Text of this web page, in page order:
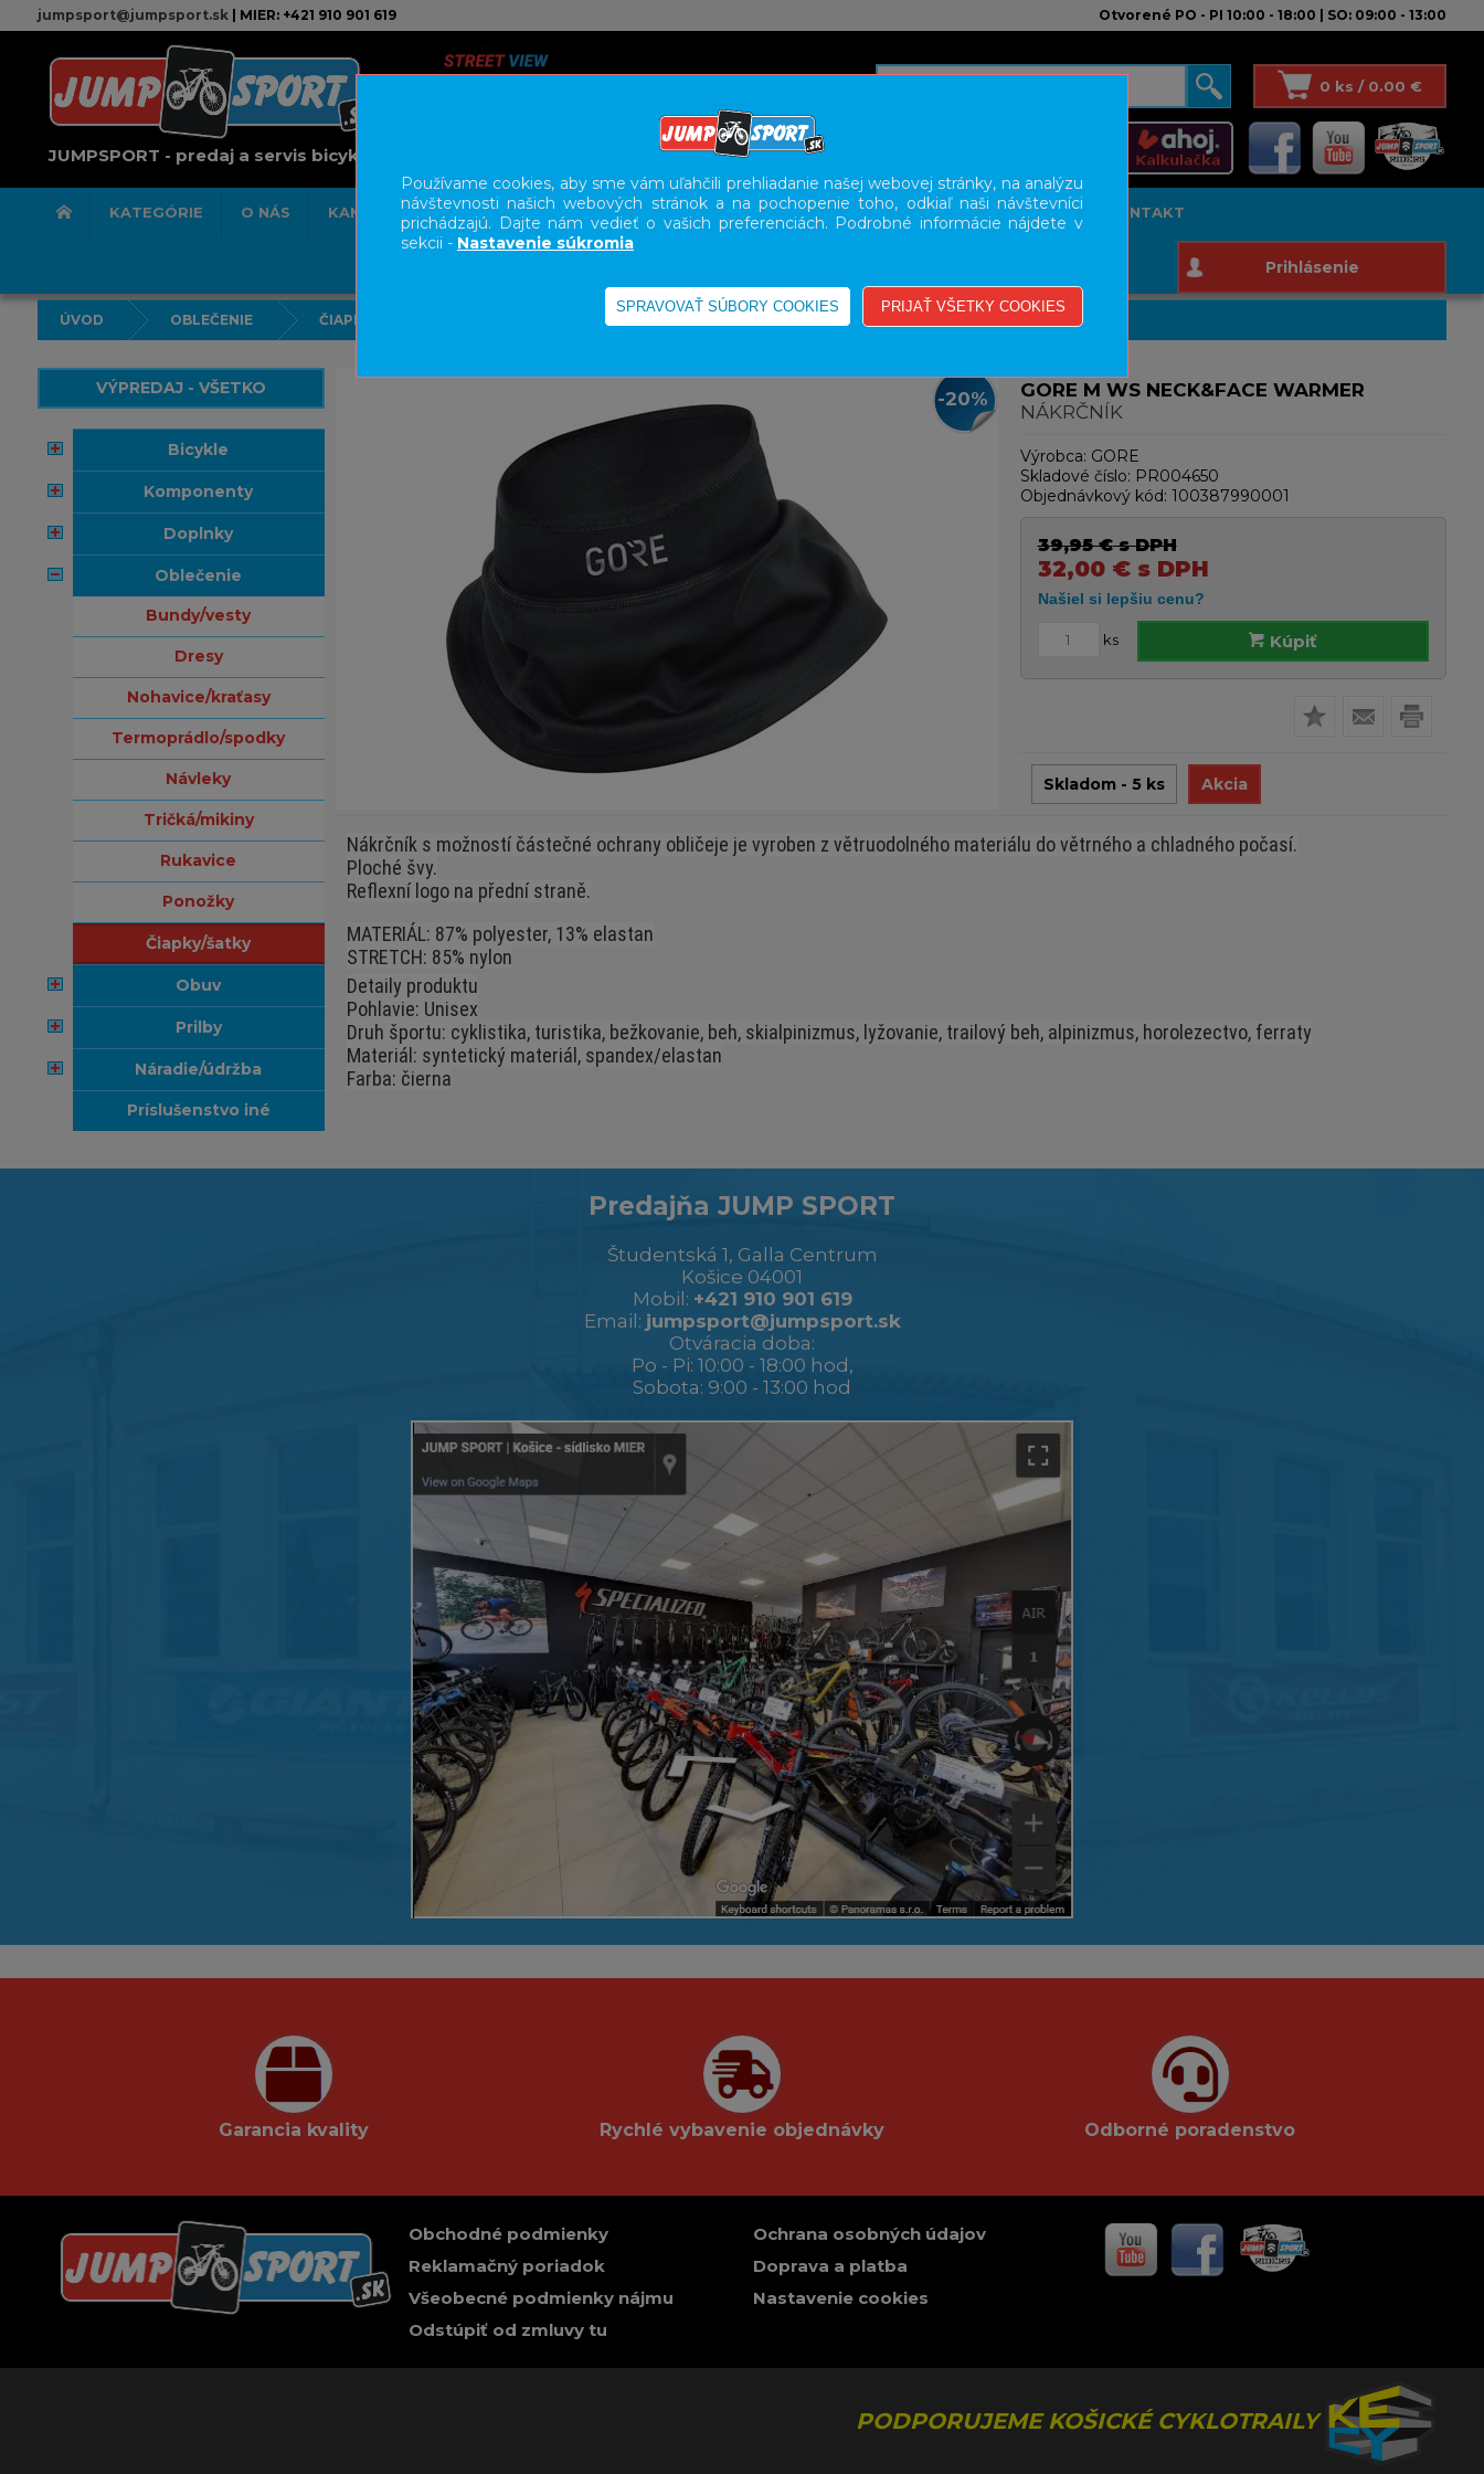
jumpsport@jumpsport.sk| MIER: +421 910 901 619 Otvorené PO - PI 10:00 - 18:00 | SO: 09:00 - 13:00
JUMPSPORT - predaj a servis bicyklov
0 ks / 0.00 €
KATEGÓRIE O NÁS KAMENNÁ PREDAJNA SERVIS SLUŽBY KARIÉRA BODY GEOMETRY FIT STUDIO KONTAKT
Prihlásenie
ÚVOD OBLEČENIE ČIAPKY/ŠATKY
VÝPREDAJ - VŠETKO
bicykle
komponenty
doplnky
oblečenie
bundy/vesty
dresy
nohavice/kraťasy
termoprádlo/spodky
návleky
tričká/mikiny
rukavice
ponožky
čiapky/šatky
obuv
prilby
náradie/údržba
príslušenstvo iné
-20%
GORE M WS NECK&FACE WARMER
NÁKRČNÍK
Výrobca: GORE
Skladové číslo: PR004650
Objednávkový kód: 100387990001
39,95 €s DPH
32,00 €s DPH
ks Kúpiť
Skladom - 5 ks Akcia
Nákrčník s možností částečné ochrany obličeje je vyroben z větruodolného materiálu do větrného a chladného počasí.
Ploché švy.
Reflexní logo na přední straně.
MATERIÁL: 87% polyester, 13% elastan
STRETCH: 85% nylon
Detaily produktu
Pohlavie: Unisex
Druh športu: cyklistika, turistika, bežkovanie, beh, skialpinizmus, lyžovanie, trailový beh, alpinizmus, horolezectvo, ferraty
Materiál: syntetický materiál, spandex/elastan
Farba: čierna
Predajňa JUMP SPORT
Študentská 1, Galla Centrum
Košice 04001
Mobil: +421 910 901 619
Email: jumpsport@jumpsport.sk
Otváracia doba:
Po - Pi: 10:00 - 18:00 hod,
Sobota: 9:00 - 13:00 hod
Garancia kvality Rychlé vybavenie objednávky Odborné poradenstvo
Obchodné podmienky
Reklamačný poriadok
Všeobecné podmienky nájmu
Odstúpiť od zmluvy tu
Ochrana osobných údajov
Doprava a platba
Nastavenie cookies
PODPORUJEME KOŠICKÉ CYKLOTRAILY
Používame cookies, aby sme vám uľahčili prehliadanie našej webovej stránky, na analýzu
návštevnosti našich webových stránok a na pochopenie toho, odkiaľ naši návštevníci
prichádzajú. Dajte nám vedieť o vašich preferenciách. Podrobné informácie nájdete v
sekcii - Nastavenie súkromia